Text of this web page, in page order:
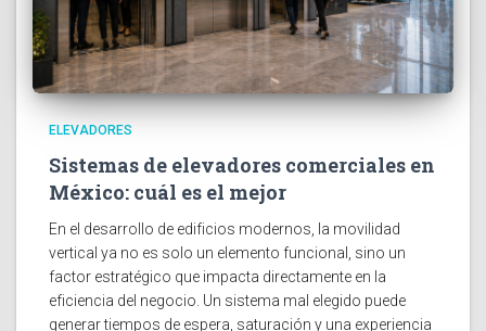
ELEVADORES
Sistemas de elevadores comerciales en
México: cuál es el mejor
En el desarrollo de edificios modernos, la movilidad
vertical ya no es solo un elemento funcional, sino un
factor estratégico que impacta directamente en la
eficiencia del negocio. Un sistema mal elegido puede
generar tiempos de espera, saturación y una experiencia